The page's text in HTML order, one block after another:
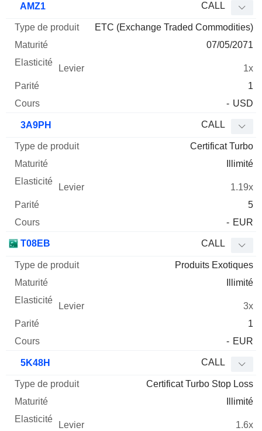
AMZ1 CALL
ETC (Exchange Traded Commodities)
07/05/2071
1x
1
- USD
3A9PH CALL
Certificat Turbo
Illimité
1.19x
5
- EUR
T08EB CALL
Produits Exotiques
Illimité
3x
1
- EUR
5K48H CALL
Certificat Turbo Stop Loss
Illimité
1.6x